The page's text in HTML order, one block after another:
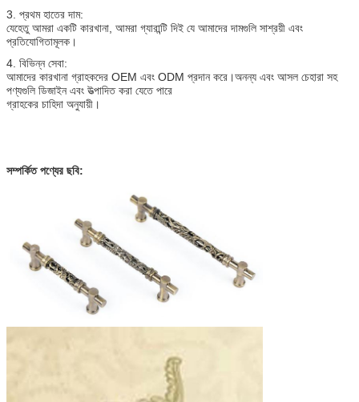
3. প্রথম হাতের দাম:
যেহেতু আমরা একটি কারখানা, আমরা গ্যারান্টি দিই যে আমাদের দামগুলি সাশ্রয়ী এবং
প্রতিযোগিতামূলক।
4. বিভিন্ন সেবা:
আমাদের কারখানা গ্রাহকদের OEM এবং ODM প্রদান করে।অনন্য এবং আসল চেহারা সহ
পণ্যগুলি ডিজাইন এবং উত্পাদিত করা যেতে পারে
গ্রাহকের চাহিদা অনুযায়ী।
সম্পর্কিত পণ্যের ছবি: